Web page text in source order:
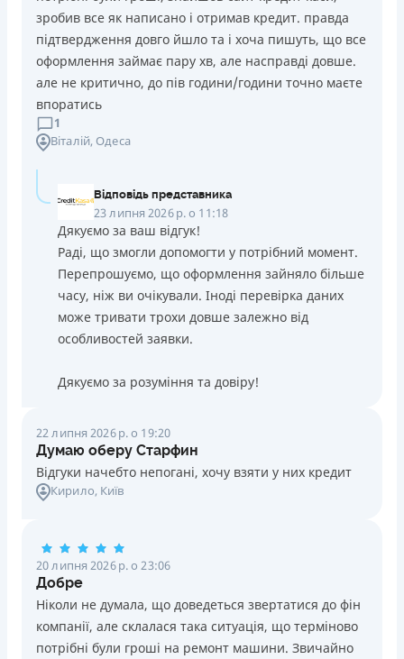
зробив все як написано і отримав кредит. правда
підтвердження довго йшло та і хоча пишуть, що все
оформлення займає пару хв, але насправді довше.
але не критично, до пів години/години точно маєте
впоратись
1
Віталій, Одеса
Відповідь представника
23 липня 2026 р. о 11:18
Дякуємо за ваш відгук!
Раді, що змогли допомогти у потрібний момент.
Перепрошуємо, що оформлення зайняло більше
часу, ніж ви очікували. Іноді перевірка даних
може тривати трохи довше залежно від
особливостей заявки.
Дякуємо за розуміння та довіру!
22 липня 2026 р. о 19:20
Думаю оберу Старфин
Відгуки начебто непогані, хочу взяти у них кредит
Кирило, Київ
20 липня 2026 р. о 23:06
Добре
Ніколи не думала, що доведеться звертатися до фін
компанії, але склалася така ситуація, що терміново
потрібні були гроші на ремонт машини. Звичайно